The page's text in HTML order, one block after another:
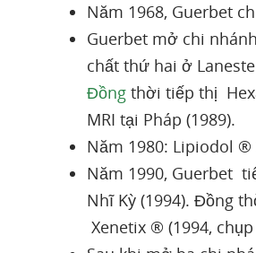
Năm 1968, Guerbet
Guerbet mở chi
chất thứ hai ở
Đồngthời tiếp thị
MRI tại Pháp (1989).
Năm 1980: Lipiodol
Năm 1990, Guerbet
Nhĩ Kỳ (1994). Đồng
Xenetix ® (1994,